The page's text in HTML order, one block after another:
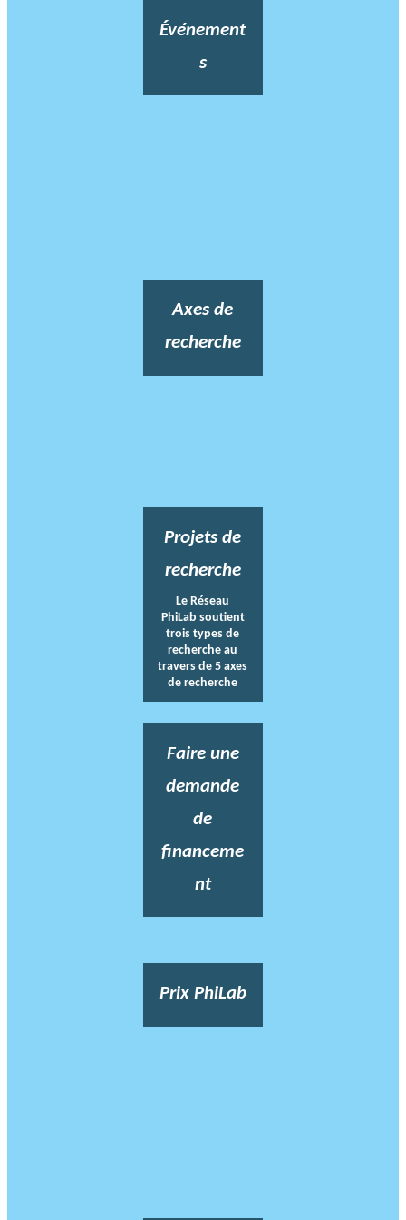
Événement
s
Axes de
recherche
Projets de
recherche
Le Réseau
PhiLab soutient
trois types de
recherche au
travers de 5 axes
de recherche
Faire une
demande
de
financeme
nt
Prix PhiLab